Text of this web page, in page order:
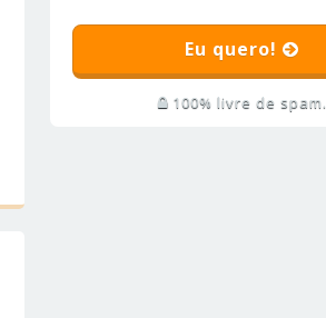
Eu quero!
100% livre de spam.